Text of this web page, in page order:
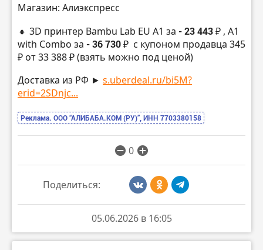
Магазин: Алиэкспресс
🔸 3D принтер Bambu Lab EU A1 за - 23 443 ₽ , A1
with Combo за - 36 730 ₽ с купоном продавца 345
₽ от 33 388 ₽ (взять можно под ценой)
Доставка из РФ ► s.uberdeal.ru/bi5M?
erid=2SDnjc...
Реклама. ООО “АЛИБАБА.КОМ (РУ)”, ИНН 7703380158
0
Поделиться:
05.06.2026 в 16:05